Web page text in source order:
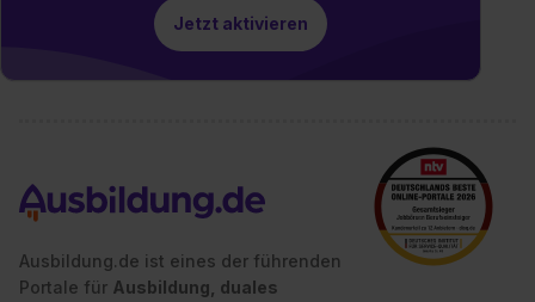
Jetzt aktivieren
Ausbildung.de ist eines der führenden
Portale für Ausbildung, duales